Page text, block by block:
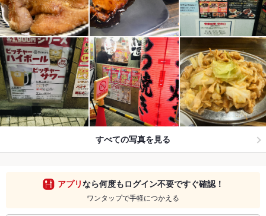
すべての写真を見る
アプリなら何度もログイン不要ですぐ確認！
ワンタップで手軽につかえる